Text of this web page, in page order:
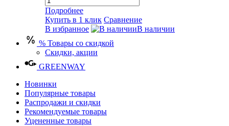
Подробнее
Купить в 1 клик Сравнение
В избранное
В наличии
% Товары со скидкой
Скидки, акции
GREENWAY
Новинки
Популярные товары
Распродажи и скидки
Рекомендуемые товары
Уцененные товары